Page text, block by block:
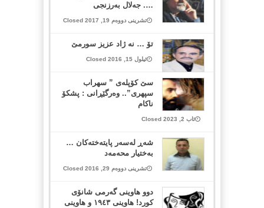
…. جەلال بەرزنجی
تشرینی دووەم 19, 2017 Closed
تۆ … نه ژاد عزیز سورمێ
ئیلول 15, 2016 Closed
سێ کۆپلەی ” سهراب
سپهری”.. وەرگێڕانی : پشکۆ
ناکام
ئاب 2, 2023 Closed
شه‌ڕ له‌سه‌ر پایته‌خته‌كان …
به‌ختیار محه‌مه‌د
تشرینی دووەم 29, 2016 Closed
دوو هاوینی گەرمی شانۆی
کورد! هاوینی ١٩٤٣ و هاوینی